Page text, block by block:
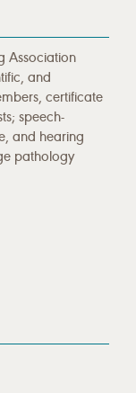
Association
and
certificate
speech-
and hearing
pathology